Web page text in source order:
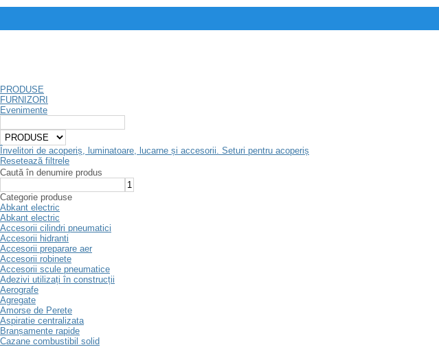
PRODUSE
FURNIZORI
Evenimente
Învelitori de acoperiș, luminatoare, lucarne și accesorii. Seturi pentru acoperiș
Resetează filtrele
Caută în denumire produs
Categorie produse
Abkant electric
Abkant electric
Accesorii cilindri pneumatici
Accesorii hidranti
Accesorii preparare aer
Accesorii robinete
Accesorii scule pneumatice
Adezivi utilizați în construcții
Aerografe
Agregate
Amorse de Perete
Aspiratie centralizata
Branșamente rapide
Cazane combustibil solid